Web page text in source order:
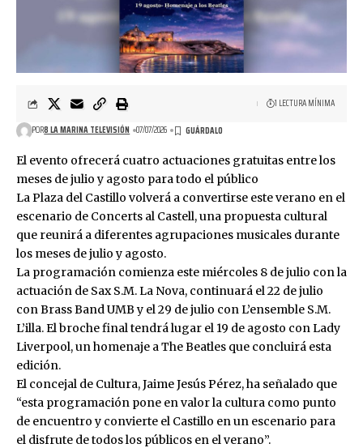
POR8 LA MARINA TELEVISIÓN 07/07/2026
1 LECTURA MÍNIMA
El evento ofrecerá cuatro actuaciones gratuitas entre los
meses de julio y agosto para todo el público
La Plaza del Castillo volverá a convertirse este verano en el
escenario de Concerts al Castell, una propuesta cultural
que reunirá a diferentes agrupaciones musicales durante
los meses de julio y agosto.
La programación comienza este miércoles 8 de julio con la
actuación de Sax S.M. La Nova, continuará el 22 de julio
con Brass Band UMB y el 29 de julio con L’ensemble S.M.
L’illa. El broche final tendrá lugar el 19 de agosto con Lady
Liverpool, un homenaje a The Beatles que concluirá esta
edición.
El concejal de Cultura, Jaime Jesús Pérez, ha señalado que
“esta programación pone en valor la cultura como punto
de encuentro y convierte el Castillo en un escenario para
el disfrute de todos los públicos en el verano”.